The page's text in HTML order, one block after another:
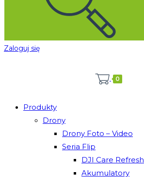
Zaloguj się
0
Produkty
Drony
Drony Foto – Video
Seria Flip
DJI Care Refresh
Akumulatory